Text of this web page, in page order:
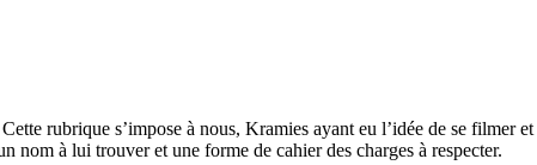
rubrique s’impose à nous, Kramies ayant eu l’idée de se filmer
nom à lui trouver et une forme de cahier des charges à respecter.